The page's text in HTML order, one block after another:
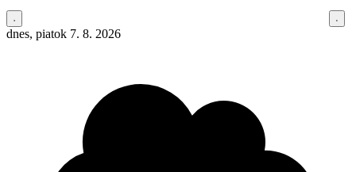
dnes, piatok 7. 8. 2026